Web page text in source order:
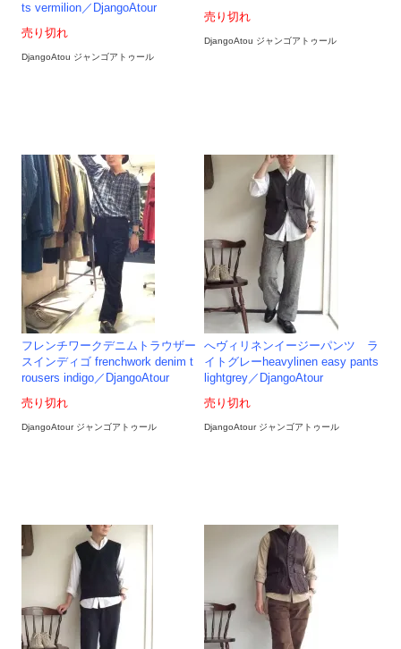
ts vermilion／DjangoAtour
売り切れ
DjangoAtou ジャンゴアトゥール
売り切れ
DjangoAtou ジャンゴアトゥール
フレンチワークデニムトラウザー
スインディゴ frenchwork denim t
rousers indigo／DjangoAtour
売り切れ
DjangoAtour ジャンゴアトゥール
へヴィリネンイージーパンツ ラ
イトグレーheavylinen easy pants
lightgrey／DjangoAtour
売り切れ
DjangoAtour ジャンゴアトゥール